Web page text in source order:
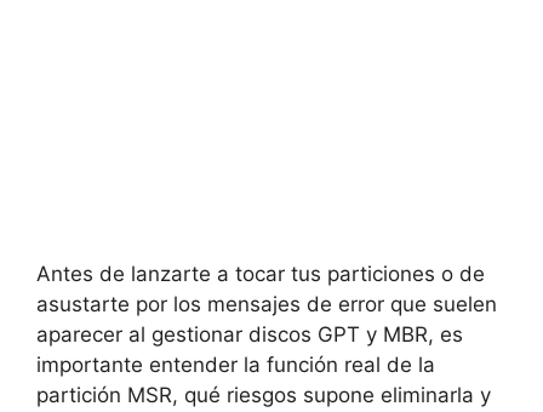
Antes de lanzarte a tocar tus particiones o de
asustarte por los mensajes de error que suelen
aparecer al gestionar discos GPT y MBR, es
importante entender la función real de la
partición MSR, qué riesgos supone eliminarla y